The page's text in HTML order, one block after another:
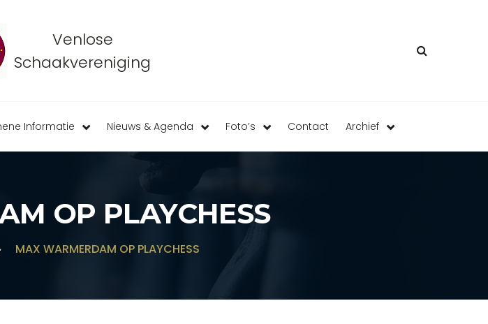
Venlose
Schaakvereniging
Informatie Nieuws & Agenda Foto’s Contact Archief
OP PLAYCHESS
MAX WARMERDAM OP PLAYCHESS